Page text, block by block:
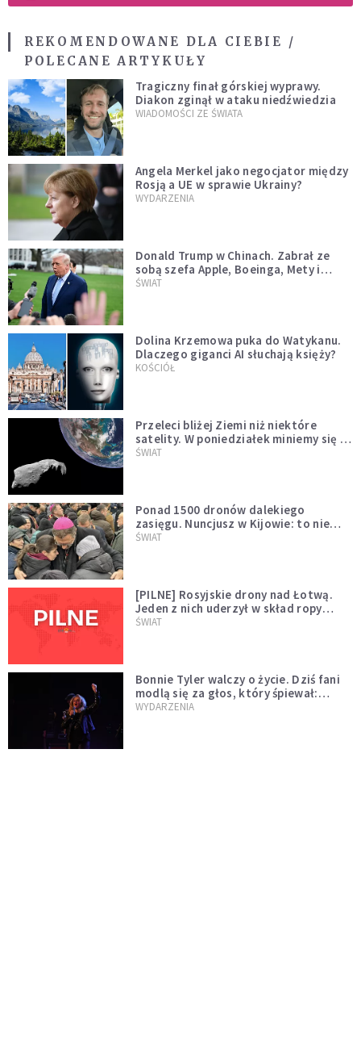
REKOMENDOWANE DLA CIEBIE /
POLECANE ARTYKUŁY
Tragiczny finał górskiej wyprawy.
Diakon zginął w ataku niedźwiedzia
WIADOMOŚCI ZE ŚWIATA
Angela Merkel jako negocjator między
Rosją a UE w sprawie Ukrainy?
WYDARZENIA
Donald Trump w Chinach. Zabrał ze
sobą szefa Apple, Boeinga, Mety i
Muska
ŚWIAT
Dolina Krzemowa puka do Watykanu.
Dlaczego giganci AI słuchają księży?
KOŚCIÓŁ
Przeleci bliżej Ziemi niż niektóre
satelity. W poniedziałek miniemy się z
asteroidą, która poprzedzi znacznie
ŚWIAT
Ponad 1500 dronów dalekiego
zasięgu. Nuncjusz w Kijowie: to nie
wygląda na wolę zakończenia wojny
ŚWIAT
[PILNE] Rosyjskie drony nad Łotwą.
Jeden z nich uderzył w skład ropy
naftowej
ŚWIAT
Bonnie Tyler walczy o życie. Dziś fani
modlą się za głos, który śpiewał:
"Lord, help me"
WYDARZENIA